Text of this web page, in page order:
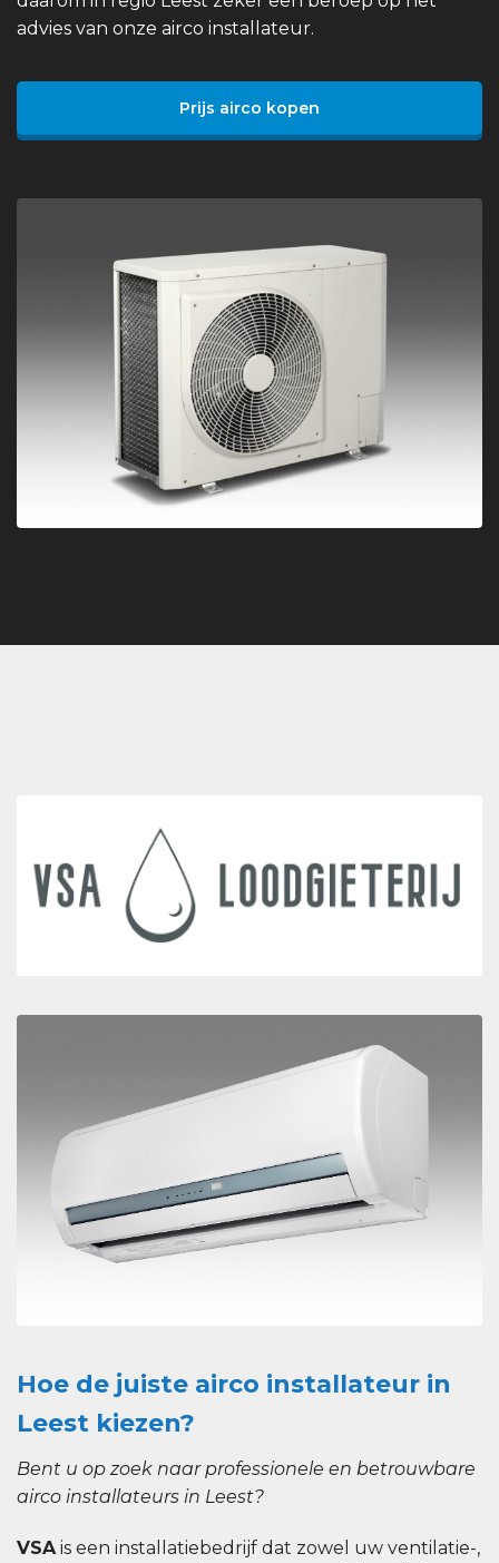
advies van onze airco installateur.
Prijs airco kopen
Hoe de juiste airco installateur in
Leest kiezen?
Bent u op zoek naar professionele en betrouwbare
airco installateurs in Leest?
VSAis een installatiebedrijf dat zowel uw ventilatie-,